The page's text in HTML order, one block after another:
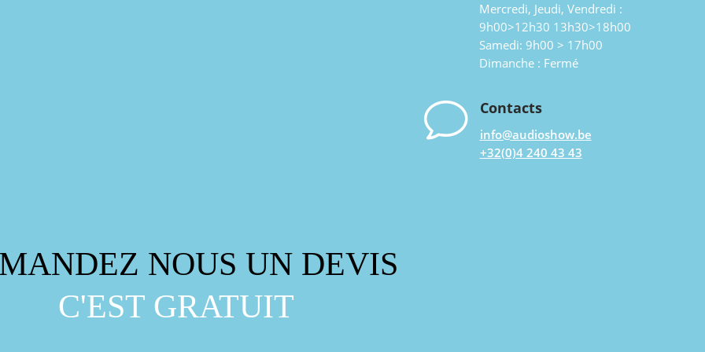
Mercredi, Jeudi, Vendredi :
9h00>12h30 13h30>18h00
Samedi: 9h00 > 17h00
Dimanche : Fermé
v Contacts
info@audioshow.be
+32(0)4 240 43 43
NOUS UN DEVIS
C'EST GRATUIT